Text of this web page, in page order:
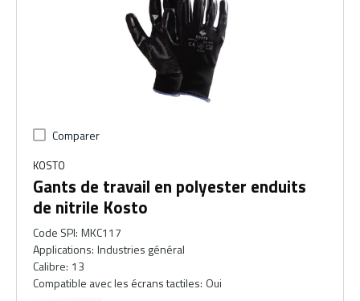
Comparer
KOSTO
Gants de travail en polyester enduits
de nitrile Kosto
Code SPI: MKC117
Applications: Industries général
Calibre: 13
Compatible avec les écrans tactiles: Oui